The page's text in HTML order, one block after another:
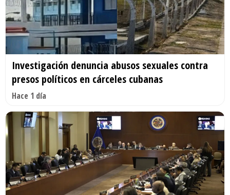
Investigación denuncia abusos sexuales contra
presos políticos en cárceles cubanas
Hace 1 día